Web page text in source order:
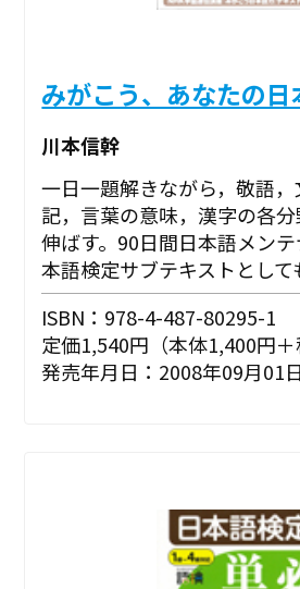
みがこう、あなたの日
川本信幹
一日一題解きながら，敬語
記，言葉の意味，漢字の各
伸ばす。90日間日本語メン
本語検定サブテキストとして
ISBN：978-4-487-80295-1
定価1,540円（本体1,400円＋
発売年月日：2008年09月01日